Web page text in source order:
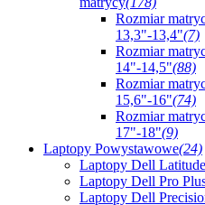
Rozmiar
13,3"-13,4"(7)
Rozmiar
14"-14,5"(88)
Rozmiar
15,6"-16"(74)
Rozmiar
17"-18"(9)
Laptopy Powystawowe(24)
Laptopy Dell Latitude
Laptopy Dell Pro
Laptopy Dell